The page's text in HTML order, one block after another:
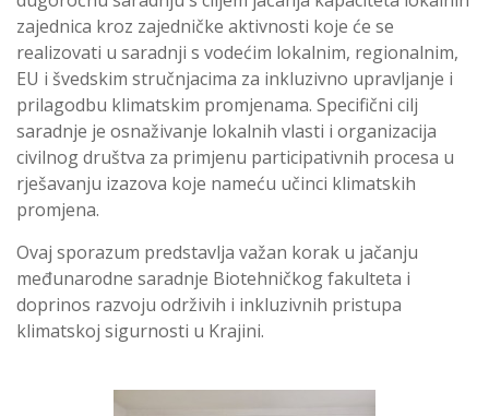
zajednica kroz zajedničke aktivnosti koje će se
realizovati u saradnji s vodećim lokalnim, regionalnim,
EU i švedskim stručnjacima za inkluzivno upravljanje i
prilagodbu klimatskim promjenama. Specifični cilj
saradnje je osnaživanje lokalnih vlasti i organizacija
civilnog društva za primjenu participativnih procesa u
rješavanju izazova koje nameću učinci klimatskih
promjena.
Ovaj sporazum predstavlja važan korak u jačanju
međunarodne saradnje Biotehničkog fakulteta i
doprinos razvoju održivih i inkluzivnih pristupa
klimatskoj sigurnosti u Krajini.